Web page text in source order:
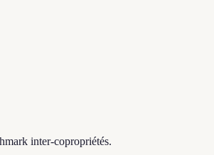
inter-copropriétés.